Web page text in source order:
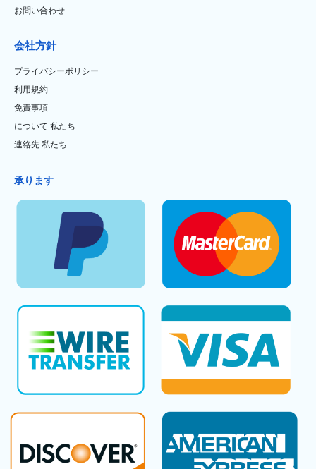
お問い合わせ
会社方針
プライバシーポリシー
利用規約
免責事項
について 私たち
連絡先 私たち
承ります